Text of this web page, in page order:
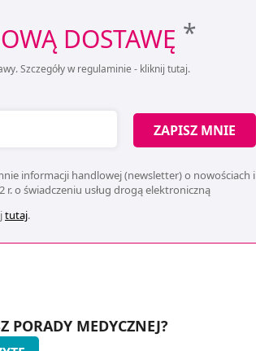
DOSTAWĘ *
Szczegóły w regulaminie - kliknij tutaj.
ZAPISZ MNIE
informacji handlowej (newsletter) o nowościach i
o świadczeniu usług drogą elektroniczną
tutaj.
PORADY MEDYCZNEJ?